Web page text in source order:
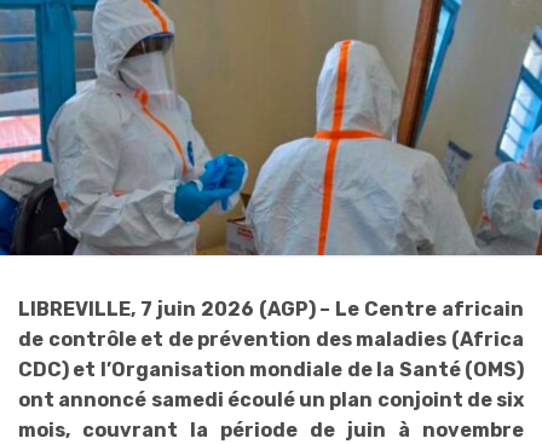
LIBREVILLE, 7 juin 2026 (AGP) – Le Centre africain
de contrôle et de prévention des maladies (Africa
CDC) et l’Organisation mondiale de la Santé (OMS)
ont annoncé samedi écoulé un plan conjoint de six
mois, couvrant la période de juin à novembre